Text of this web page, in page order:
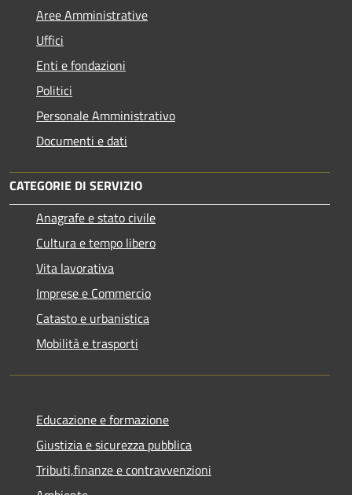
Aree Amministrative
Uffici
Enti e fondazioni
Politici
Personale Amministrativo
Documenti e dati
CATEGORIE DI SERVIZIO
Anagrafe e stato civile
Cultura e tempo libero
Vita lavorativa
Imprese e Commercio
Catasto e urbanistica
Mobilità e trasporti
Educazione e formazione
Giustizia e sicurezza pubblica
Tributi,finanze e contravvenzioni